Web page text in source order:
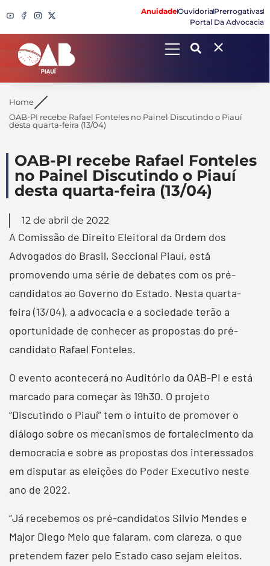
AnuidadeOuvidoriaPrerrogativas
Portal Da Advocacia
Search
Home
OAB-PI recebe Rafael Fonteles no Painel Discutindo o Piauí
desta quarta-feira (13/04)
OAB-PI recebe Rafael Fonteles
no Painel Discutindo o Piauí
desta quarta-feira (13/04)
12 de abril de 2022
A Comissão de Direito Eleitoral da Ordem dos
Advogados do Brasil, Seccional Piauí, está
promovendo uma série de debates com os pré-
candidatos ao Governo do Estado. Nesta quarta-
feira (13/04), a advocacia e a sociedade terão a
oportunidade de conhecer as propostas do pré-
candidato Rafael Fonteles.
O evento acontecerá no Auditório da OAB-PI e está
marcado para começar às 19h30. O projeto
“Discutindo o Piauí” tem o intuito de promover o
diálogo sobre os mecanismos de fortalecimento da
democracia e sobre as propostas dos interessados
em disputar as eleições do Poder Executivo neste
ano de 2022.
“Já recebemos os pré-candidatos Silvio Mendes e
Major Diego Melo que falaram, com clareza, o que
pretendem fazer pelo Estado caso sejam eleitos.